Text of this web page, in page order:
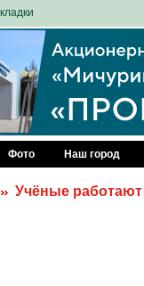
Фото Наш город
Учёные